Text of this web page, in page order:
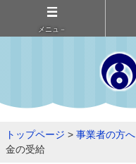
メニュ－
トップページ > 事業者の方へ
金の受給